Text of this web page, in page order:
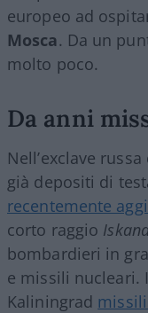
europeo ad
Mosca. Da un
molto poco.
Da anni
Nell’exclave
già depositi di
recentemente
corto raggio
bombardieri in
e missili nucleari.
Kaliningrad